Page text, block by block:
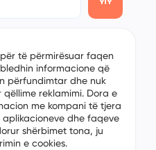
të përmirësuar faqen
informacione që
përfundimtar dhe nuk
reklamimi. Dora e
me kompani të tjera
dhe faqeve
shërbimet tona, ju
e cookies.